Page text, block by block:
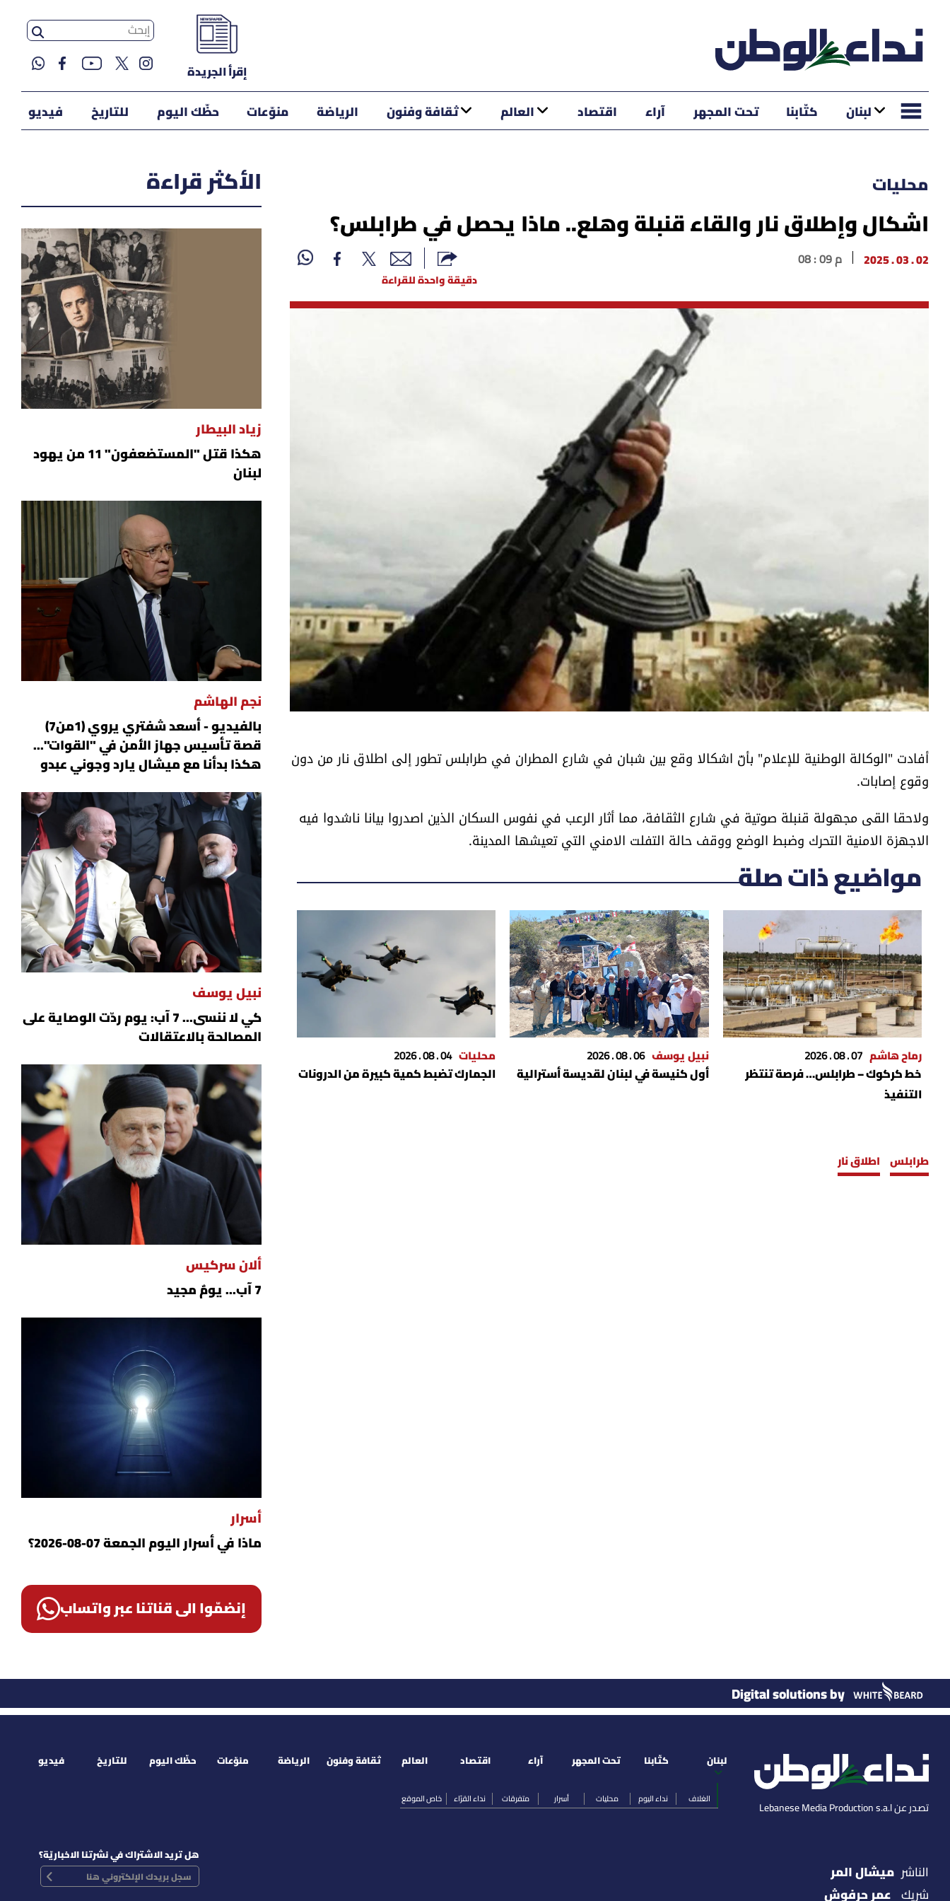
إقرأ الجريدة
لبنان كتّابنا تحت المجهر آراء اقتصاد العالم ثقافة وفنون الرياضة منوّعات حظّك اليوم للتاريخ فيديو
محليات
اشكال وإطلاق نار والقاء قنبلة وهلع.. ماذا يحصل في طرابلس؟
02 . 03 . 2025 08 : 09 م
دقيقة واحدة للقراءة
أفادت "الوكالة الوطنية للإعلام" بأنّ اشكالا وقع بين شبان في شارع المطران في طرابلس تطور إلى اطلاق نار من دون
وقوع إصابات.
ولاحقا القى مجهولة قنبلة صوتية في شارع الثقافة، مما أثار الرعب في نفوس السكان الذين اصدروا بيانا ناشدوا فيه
الاجهزة الامنية التحرك وضبط الوضع ووقف حالة التفلت الامني التي تعيشها المدينة.
مواضيع ذات صلة
رماح هاشم 07 . 08 . 2026
خط كركوك – طرابلس… فرصة تنتظر
التنفيذ
نبيل يوسف 06 . 08 . 2026
أول كنيسة في لبنان لقديسة أسترالية
محليات 04 . 08 . 2026
الجمارك تضبط كمية كبيرة من الدرونات
طرابلس اطلاق نار
الأكثر قراءة
زياد البيطار
هكذا قتل "المستضعفون" 11 من يهود
لبنان
نجم الهاشم
بالفيديو - أسعد شفتري يروي (1من7)
قصة تأسيس جهاز الأمن في "القوات"...
هكذا بدأنا مع ميشال يارد وجوني عبدو
نبيل يوسف
كي لا ننسى... 7 آب: يوم ردّت الوصاية على
المصالحة بالاعتقالات
ألان سركيس
7 آب... يومٌ مجيد
أسرار
ماذا في أسرار اليوم الجمعة 07-08-2026؟
إنضمّوا الى قناتنا عبر واتساب
Digital solutions by
تصدر عن Lebanese Media Production s.a.l
لبنان
الغلاف نداء اليوم محليات أسرار متفرقات نداء القرّاء خاص الموقع
كتّابنا تحت المجهر آراء اقتصاد العالم ثقافة وفنون الرياضة منوّعات حظّك اليوم للتاريخ فيديو
الناشر ميشال المر
شريك عمر حرفوش
هل تريد الاشتراك في نشرتنا الاخباريّة؟